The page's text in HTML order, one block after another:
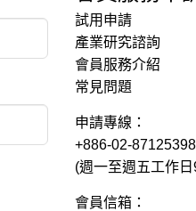
試用申請
產業研究諮詢
會員服務介紹
常見問題
申請專線：
+886-02-87125398
(週一至週五工作
會員信箱：